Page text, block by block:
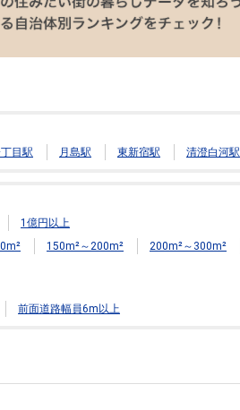
目駅 月島駅 東新宿駅 清澄白河駅
1億円以上
150m²～200m²
200m²～300m²
前面道路幅員6m以上